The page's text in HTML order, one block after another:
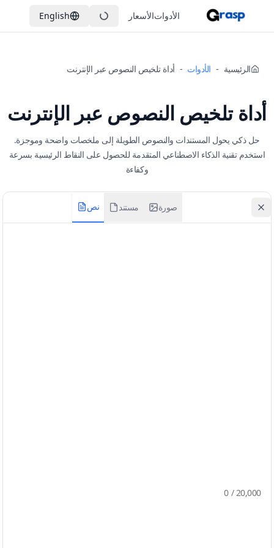
الأدواتالأسعار English
الرئيسية - الأدوات - أداة تلخيص النصوص عبر الإنترنت
أداة تلخيص النصوص عبر الإنترنت
حل ذكي يحول المستندات والنصوص الطويلة إلى ملخصات واضحة وموجزة.
استخدم تقنية الذكاء الاصطناعي المتقدمة للحصول على النقاط الرئيسية بسرعة
وكفاءة
نص مستند صورة
0 / 20,000